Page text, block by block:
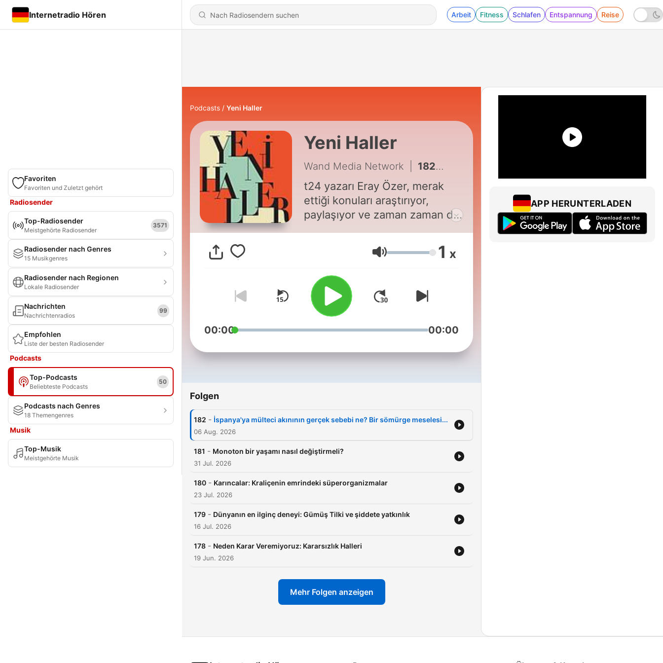
Internetradio Hören Arbeit Fitness Schlafen Entspannung Reise
Favoriten
Favoriten und Zuletzt gehört
Radiosender
Top-Radiosender
Meistgehörte Radiosender
3571
Radiosender nach Genres
15 Musikgenres
Radiosender nach Regionen
Lokale Radiosender
Nachrichten
Nachrichtenradios
99
Empfohlen
Liste der besten Radiosender
Podcasts
Top-Podcasts
Beliebteste Podcasts
50
Podcasts nach Genres
18 Themengenres
Musik
Top-Musik
Meistgehörte Musik
Podcasts Yeni Haller
Yeni Haller
Wand Media Network 182 - İspanya'ya mülteci akınının gerçek sebebi ne? Bir sömürge meselesi...
t24 yazarı Eray Özer, merak
ettiği konuları araştırıyor,
paylaşıyor ve zaman zaman da
Videocast formatında
hazırlanan program, tüm
Youtube’da yayınlanıyor.
İletişim:
yenihallerpodcast@gmail.com
Lautstärke 1 x
00:00 00:00
Folgen
182 - İspanya'ya mülteci akınının gerçek sebebi ne? Bir sömürge meselesi...
06 Aug. 2026
181 - Monoton bir yaşamı nasıl değiştirmeli?
31 Jul. 2026
180 - Karıncalar: Kraliçenin emrindeki süperorganizmalar
23 Jul. 2026
179 - Dünyanın en ilginç deneyi: Gümüş Tilki ve şiddete yatkınlık
16 Jul. 2026
178 - Neden Karar Veremiyoruz: Kararsızlık Halleri
19 Jun. 2026
Mehr Folgen anzeigen
APP HERUNTERLADEN